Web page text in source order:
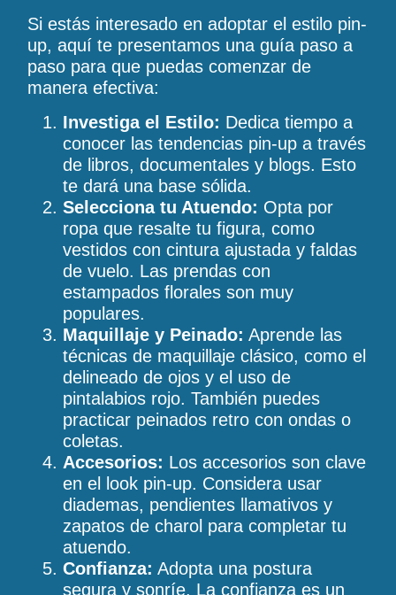
Si estás interesado en adoptar el estilo pin-
up, aquí te presentamos una guía paso a
paso para que puedas comenzar de
manera efectiva:
Investiga el Estilo: Dedica tiempo a
conocer las tendencias pin-up a través
de libros, documentales y blogs. Esto
te dará una base sólida.
Selecciona tu Atuendo: Opta por
ropa que resalte tu figura, como
vestidos con cintura ajustada y faldas
de vuelo. Las prendas con
estampados florales son muy
populares.
Maquillaje y Peinado: Aprende las
técnicas de maquillaje clásico, como el
delineado de ojos y el uso de
pintalabios rojo. También puedes
practicar peinados retro con ondas o
coletas.
Accesorios: Los accesorios son clave
en el look pin-up. Considera usar
diademas, pendientes llamativos y
zapatos de charol para completar tu
atuendo.
Confianza: Adopta una postura
segura y sonríe. La confianza es un